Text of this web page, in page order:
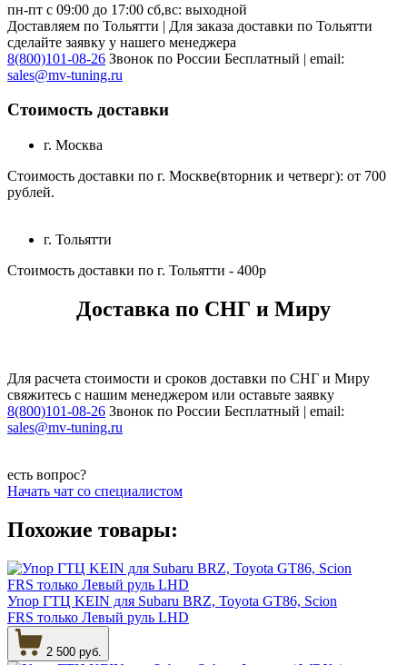
пн-пт с 09:00 до 17:00 сб,вс: выходной
Доставляем по Тольятти | Для заказа доставки по Тольятти
сделайте заявку у нашего менеджера
8(800)101-08-26 Звонок по России Бесплатный | email:
sales@mv-tuning.ru
Стоимость доставки
г. Москва
Стоимость доставки по г. Москве(вторник и четверг): от 700
рублей.
г. Тольятти
Стоимость доставки по г. Тольятти - 400р
Доставка по СНГ и Миру
Для расчета стоимости и сроков доставки по СНГ и Миру
свяжитесь с нашим менеджером или оставьте заявку
8(800)101-08-26 Звонок по России Бесплатный | email:
sales@mv-tuning.ru
есть вопрос?
Начать чат со специалистом
Похожие товары:
Упор ГТЦ KEIN для Subaru BRZ, Toyota GT86, Scion
FRS только Левый руль LHD
2 500 руб.